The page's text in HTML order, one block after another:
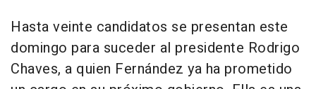
Hasta veinte candidatos se presentan este
domingo para suceder al presidente Rodrigo
Chaves, a quien Fernández ya ha prometido